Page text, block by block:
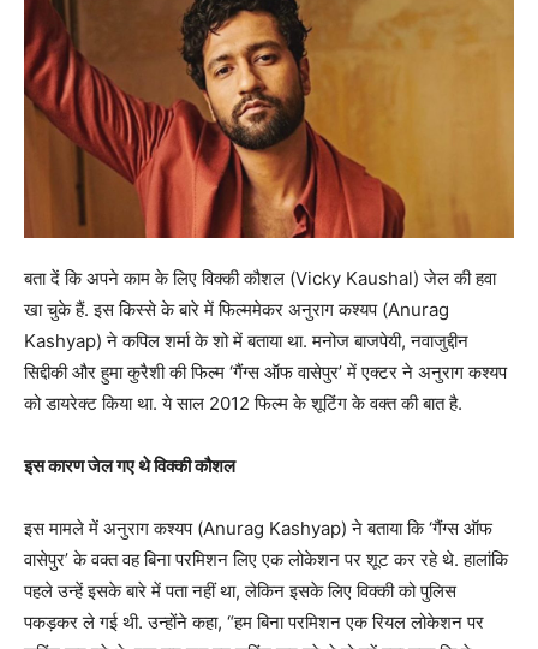
बता दें कि अपने काम के लिए विक्की कौशल (Vicky Kaushal) जेल की हवा
खा चुके हैं. इस किस्से के बारे में फिल्ममेकर अनुराग कश्यप (Anurag
Kashyap) ने कपिल शर्मा के शो में बताया था. मनोज बाजपेयी, नवाजुद्दीन
सिद्दीकी और हुमा कुरैशी की फिल्म ‘गैंग्स ऑफ वासेपुर’ में एक्टर ने अनुराग कश्यप
को डायरेक्ट किया था. ये साल 2012 फिल्म के शूटिंग के वक्त की बात है.
इस कारण जेल गए थे विक्की कौशल
इस मामले में अनुराग कश्यप (Anurag Kashyap) ने बताया कि ‘गैंग्स ऑफ
वासेपुर’ के वक्त वह बिना परमिशन लिए एक लोकेशन पर शूट कर रहे थे. हालांकि
पहले उन्हें इसके बारे में पता नहीं था, लेकिन इसके लिए विक्की को पुलिस
पकड़कर ले गई थी. उन्होंने कहा, “हम बिना परमिशन एक रियल लोकेशन पर